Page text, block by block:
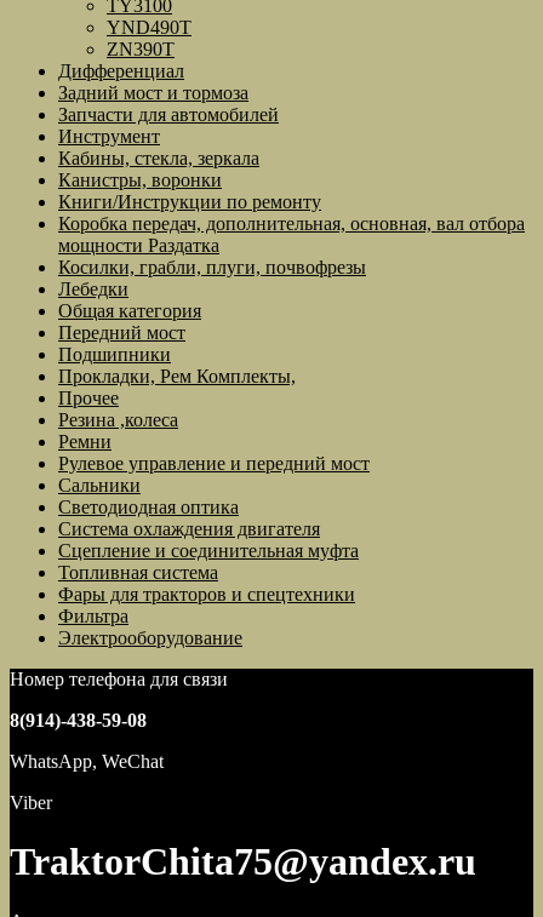
TY3100
YND490T
ZN390T
Дифференциал
Задний мост и тормоза
Запчасти для автомобилей
Инструмент
Кабины, стекла, зеркала
Канистры, воронки
Книги/Инструкции по ремонту
Коробка передач, дополнительная, основная, вал отбора
мощности Раздатка
Косилки, грабли, плуги, почвофрезы
Лебедки
Общая категория
Передний мост
Подшипники
Прокладки, Рем Комплекты,
Прочее
Резина ,колеса
Ремни
Рулевое управление и передний мост
Сальники
Светодиодная оптика
Система охлаждения двигателя
Сцепление и соединительная муфта
Топливная система
Фары для тракторов и спецтехники
Фильтра
Электрооборудование
Номер телефона для связи
8(914)-438-59-08
WhatsApp, WeChat
Viber
TraktorChita75@yandex.ru